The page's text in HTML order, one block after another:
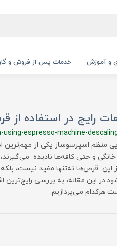
و آموزش خدمات پس از فروش و
رایج در استفاده
espresso-machine-
منظم اسپرسوساز یکی از مهم‌ترین
خانگی و حتی کافه‌ها نادیده
این قرص‌ها نه‌تنها مفید نیست،
این مقاله، به بررسی
هرکدام می‌پردازیم.